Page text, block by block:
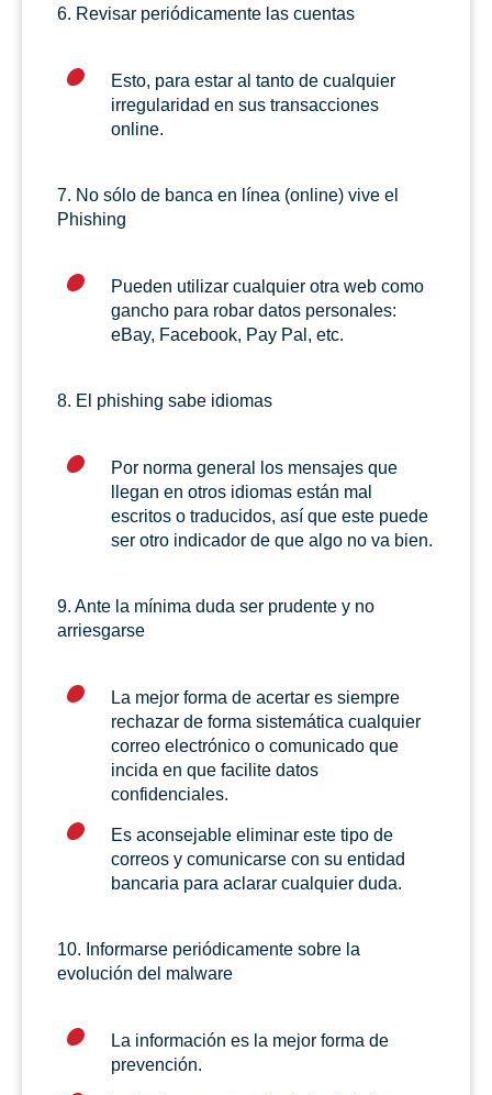
6. Revisar periódicamente las cuentas
Esto, para estar al tanto de cualquier
irregularidad en sus transacciones
online.
7. No sólo de banca en línea (online) vive el
Phishing
Pueden utilizar cualquier otra web como
gancho para robar datos personales:
eBay, Facebook, Pay Pal, etc.
8. El phishing sabe idiomas
Por norma general los mensajes que
llegan en otros idiomas están mal
escritos o traducidos, así que este puede
ser otro indicador de que algo no va bien.
9. Ante la mínima duda ser prudente y no
arriesgarse
La mejor forma de acertar es siempre
rechazar de forma sistemática cualquier
correo electrónico o comunicado que
incida en que facilite datos
confidenciales.
Es aconsejable eliminar este tipo de
correos y comunicarse con su entidad
bancaria para aclarar cualquier duda.
10. Informarse periódicamente sobre la
evolución del malware
La información es la mejor forma de
prevención.